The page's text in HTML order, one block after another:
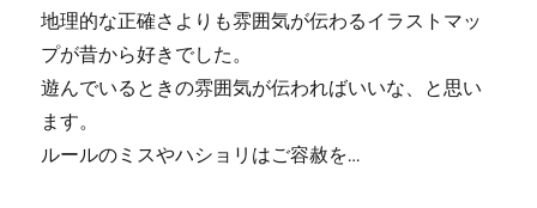
地理的な正確さよりも雰囲気が伝わるイラストマッ
プが昔から好きでした。
遊んでいるときの雰囲気が伝わればいいな、と思い
ます。
ルールのミスやハショリはご容赦を…